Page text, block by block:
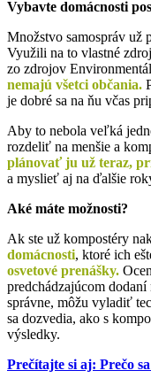
Vybavte domácnosti
Množstvo samospráv už
Využili na to vlastné
zo zdrojov
nemajú všetci občania.
je dobré sa na ňu včas
Aby to nebola veľká
rozdeliť na menšie a
plánovať ju už teraz,
a myslieť aj na ďalšie
Aké máte možnosti?
Ak ste už kompostéry
domácnosti, ktoré ich
osvetové prenášky.
predchádzajúcom
správne, môžu vyladiť
sa dozvedia, ako s
výsledky.
Prečítajte si aj: Prečo